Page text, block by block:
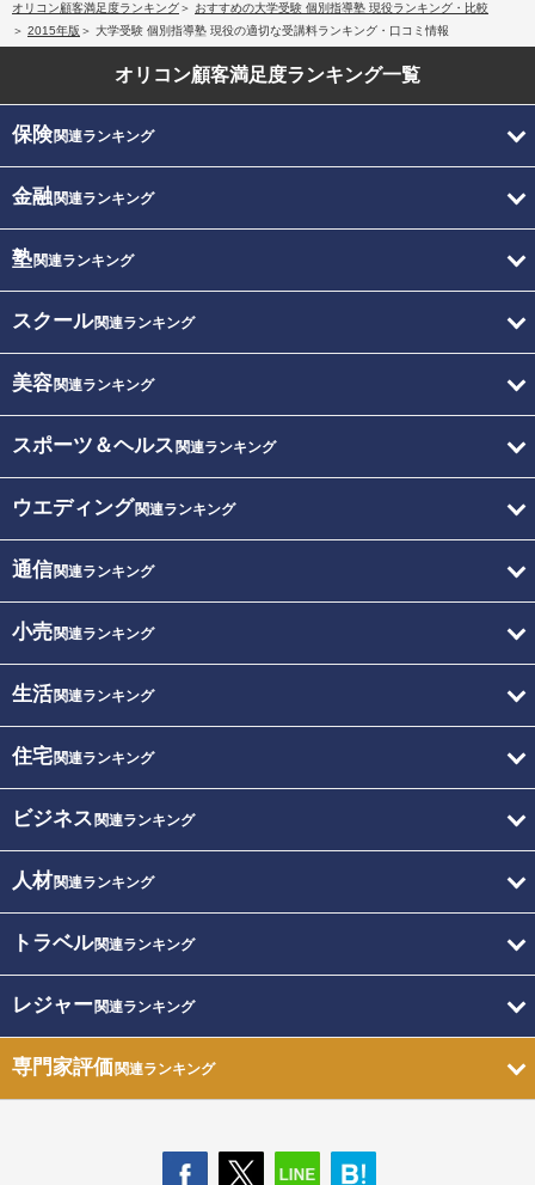
オリコン顧客満足度ランキング
おすすめの大学受験 個別指導塾 現役ランキング・比較
2015年版
大学受験 個別指導塾 現役の適切な受講料ランキング・口コミ情報
オリコン顧客満足度ランキング一覧
保険関連ランキング
金融関連ランキング
塾関連ランキング
スクール関連ランキング
美容関連ランキング
スポーツ＆ヘルス 関連ランキング
ウエディング関連ランキング
通信関連ランキング
小売関連ランキング
生活関連ランキング
住宅関連ランキング
ビジネス 関連ランキング
人材関連ランキング
トラベル関連ランキング
レジャー関連ランキング
専門家評価関連ランキング